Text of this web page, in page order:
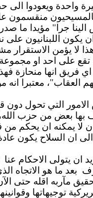
واحدة ويعودوا
منقسمون
الينا جرا" مؤيدا ما
يكون اللبنانيون
لا يؤمن الاستقرار
تقع على احد او
فريق انها منحازة
معتبرا
التي تحول دون
بها بعض من حزب
يمكنه ان يحكم من
ان السلاح يكون
ان يتولى الاحكام عنا
بعد ما هو الاتجاه
مآربه اقله حتى
توجيهاتها